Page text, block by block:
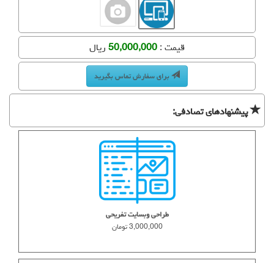
قیمت :50,000,000ریال
برای سفارش تماس بگیرید
پیشنهادهای تصادفی:
طراحی وبسایت تفریحی
3,000,000 تومان